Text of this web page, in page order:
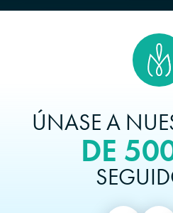
ÚNASE A
DE